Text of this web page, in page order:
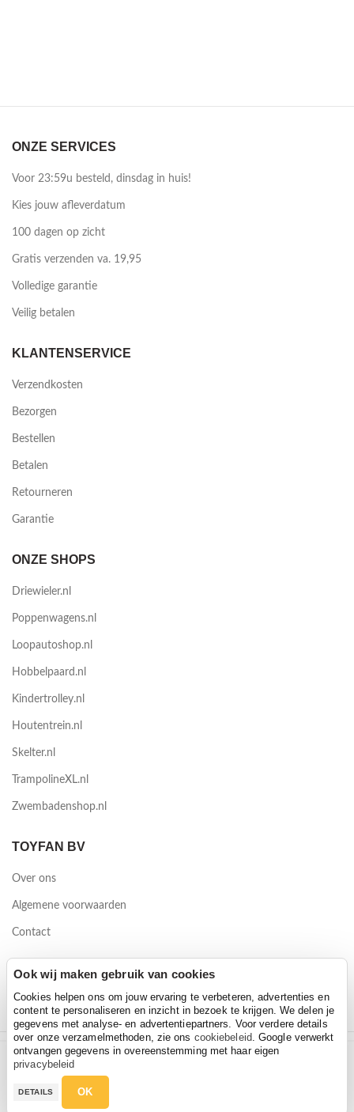
Bandits & Angels Stuurkratje houten loopfiets
€17,95
Bandits & Angels Stuurkratje houten loopfiets
€17,95
ONZE SERVICES
Voor 23:59u besteld, dinsdag in huis!
Kies jouw afleverdatum
100 dagen op zicht
Gratis verzenden va. 19,95
Volledige garantie
Veilig betalen
KLANTENSERVICE
Verzendkosten
Bezorgen
Bestellen
Betalen
Retourneren
Garantie
ONZE SHOPS
Driewieler.nl
Poppenwagens.nl
Loopautoshop.nl
Hobbelpaard.nl
Kindertrolley.nl
Houtentrein.nl
Skelter.nl
TrampolineXL.nl
Zwembadenshop.nl
TOYFAN BV
Over ons
Algemene voorwaarden
Contact
Ook wij maken gebruik van cookies
Cookies helpen ons om jouw ervaring te verbeteren, advertenties en
content te personaliseren en inzicht in bezoek te krijgen. We delen je
gegevens met analyse- en advertentiepartners. Voor verdere details
over onze verzamelmethoden, zie ons cookiebeleid. Google verwerkt
ontvangen gegevens in overeenstemming met haar eigen
privacybeleid
DETAILS OK